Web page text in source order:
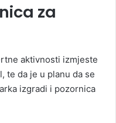
za
aktivnosti izmjeste
te da je u planu da se
izgradi i pozornica